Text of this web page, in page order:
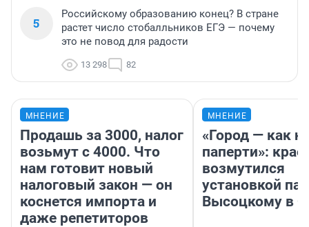
5
Российскому образованию конец? В стране
растет число стобалльников ЕГЭ — почему
это не повод для радости
13 298 82
МНЕНИЕ
Продашь за 3000, налог
возьмут с 4000. Что
нам готовит новый
налоговый закон — он
коснется импорта и
даже репетиторов
МНЕНИЕ
«Город — как
паперти»:
возмутился
установкой
Высоцкому в